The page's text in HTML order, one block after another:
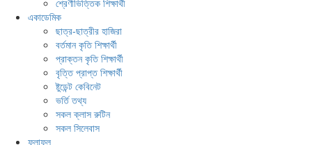
শ্রেণীভিত্তিক শিক্ষার্থী
একাডেমিক
ছাত্র-ছাত্রীর হাজিরা
বর্তমান কৃতি শিক্ষার্থী
প্রাক্তন কৃতি শিক্ষার্থী
বৃত্তি প্রাপ্ত শিক্ষার্থী
ষ্টুডেন্ট কেবিনেট
ভর্তি তথ্য
সকল ক্লাস রুটিন
সকল সিলেবাস
ফলাফল